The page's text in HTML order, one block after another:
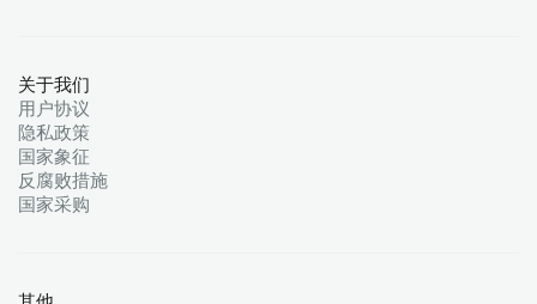
关于我们
用户协议
隐私政策
国家象征
反腐败措施
国家采购